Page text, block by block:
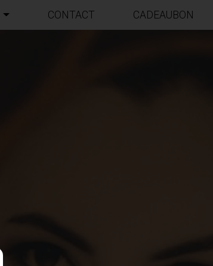
CONTACT CADEAUBON